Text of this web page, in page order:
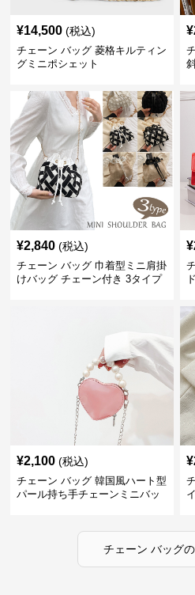
¥14,500 (税込)
チェーン バッグ 菱格キルティン
グミニポシェット
¥
¥2,840 (税込)
チェーン バッグ 巾着型ミニ肩掛
けバッグ チェーン付き 3タイプ
¥
¥2,100 (税込)
チェーン バッグ 韓国風ハート型
パール持ち手チェーンミニバッ
¥
チェーン バッグの